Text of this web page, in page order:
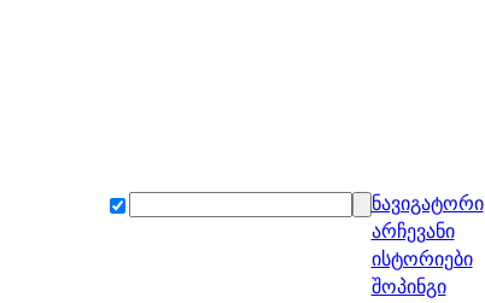
ნავიგატორი
არჩევანი
ისტორიები
შოპინგი